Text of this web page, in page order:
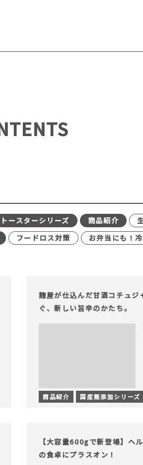
トースターシリーズ 商品紹介
フードロス対策 お弁当にも！
麹屋が仕込んだ甘酒コチュジ
ぐ、新しい旨辛のかたち。
商品紹介 国産無添加シリーズ
【大容量600gで新登場】ヘ
の食卓にプラスオン！